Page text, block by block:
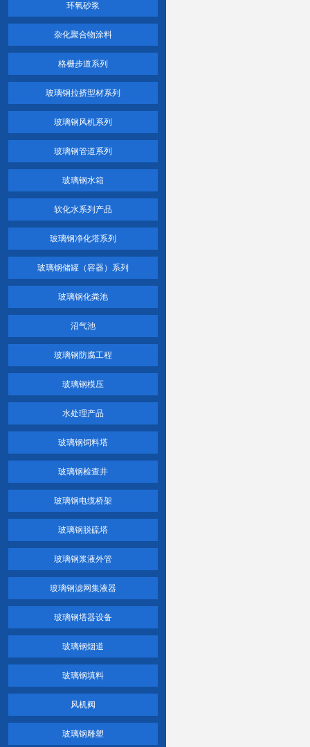
环氧砂浆
杂化聚合物涂料
格栅步道系列
玻璃钢拉挤型材系列
玻璃钢风机系列
玻璃钢管道系列
玻璃钢水箱
软化水系列产品
玻璃钢净化塔系列
玻璃钢储罐（容器）系列
玻璃钢化粪池
沼气池
玻璃钢防腐工程
玻璃钢模压
水处理产品
玻璃钢饲料塔
玻璃钢检查井
玻璃钢电缆桥架
玻璃钢脱硫塔
玻璃钢浆液外管
玻璃钢滤网集液器
玻璃钢塔器设备
玻璃钢烟道
玻璃钢填料
风机阀
玻璃钢雕塑